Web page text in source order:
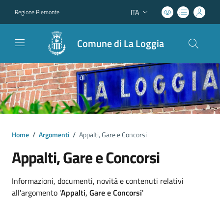
Regione Piemonte Lingua attiva:
ITA
Comune di La Loggia
Home / Argomenti / Appalti, Gare e Concorsi
Appalti, Gare e Concorsi
Dettagli argomento
Informazioni, documenti, novità e contenuti relativi
all'argomento 'Appalti, Gare e Concorsi'